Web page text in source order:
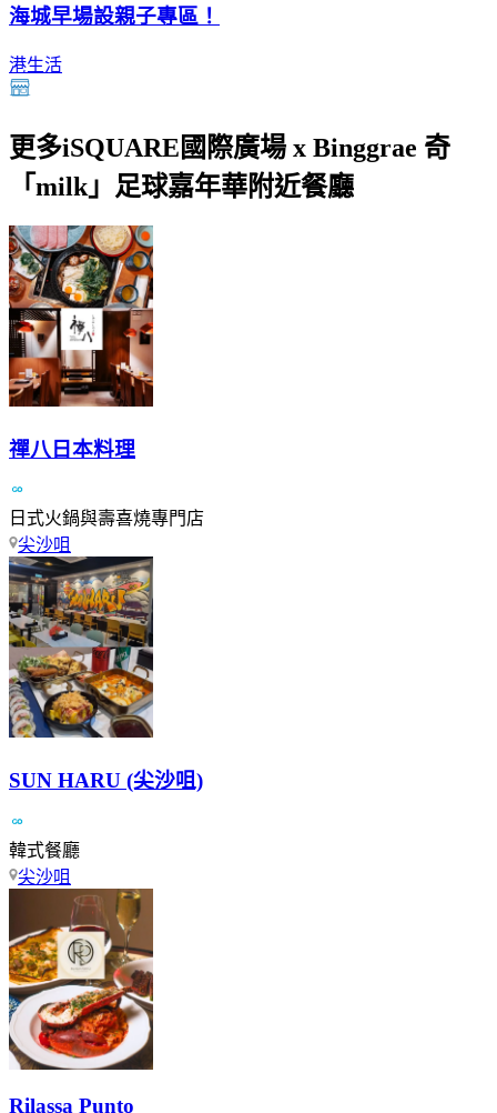
海城早場設親子專區！
港生活
更多iSQUARE國際廣場 x Binggrae 奇
「milk」足球嘉年華附近餐廳
禪八日本料理
日式火鍋與壽喜燒專門店
尖沙咀
SUN HARU (尖沙咀)
韓式餐廳
尖沙咀
Rilassa Punto